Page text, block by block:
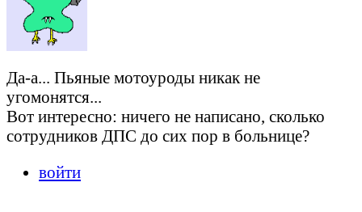
Да-а... Пьяные мотоуроды никак не
угомонятся...
Вот интересно: ничего не написано, сколько
сотрудников ДПС до сих пор в больнице?
войти